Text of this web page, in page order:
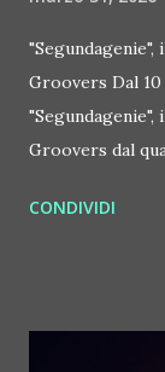
Groovers Dal
Groovers dal
Trapani e l'11
protesta
CONDIVIDI